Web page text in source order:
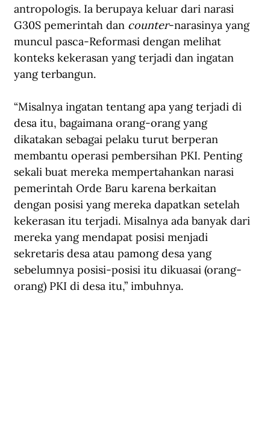
antropologis. Ia berupaya keluar dari narasi
G30S pemerintah dan counter-narasinya yang
muncul pasca-Reformasi dengan melihat
konteks kekerasan yang terjadi dan ingatan
yang terbangun.
“Misalnya ingatan tentang apa yang terjadi di
desa itu, bagaimana orang-orang yang
dikatakan sebagai pelaku turut berperan
membantu operasi pembersihan PKI. Penting
sekali buat mereka mempertahankan narasi
pemerintah Orde Baru karena berkaitan
dengan posisi yang mereka dapatkan setelah
kekerasan itu terjadi. Misalnya ada banyak dari
mereka yang mendapat posisi menjadi
sekretaris desa atau pamong desa yang
sebelumnya posisi-posisi itu dikuasai (orang-
orang) PKI di desa itu,” imbuhnya.